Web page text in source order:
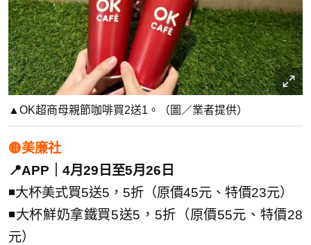
▲OK超商母親節咖啡買2送1。（圖／業者提供）
🟡美廉社
📍APP｜4月29日至5月26日
◾大杯美式買5送5，5折（原價45元、特價23元）
◾大杯鮮奶拿鐵買5送5，5折（原價55元、特價28
元）